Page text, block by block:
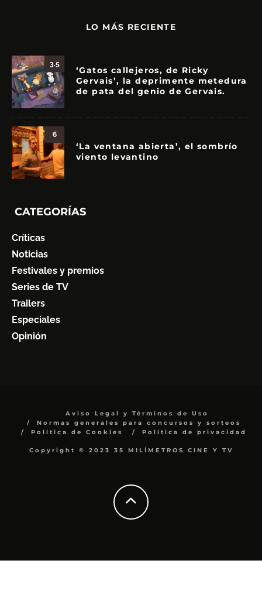
LO MÁS RECIENTE
3.5
‘Gatos callejeros, de Ricky
Gervais’, la deprimente metedura
de pata del genio de Gervais.
6
‘La ventana abierta’, el sombrío
viento levantino
CATEGORÍAS
Críticas
Noticias
Festivales y premios
Series de TV
Trailers
Especiales
Opinión
Aviso Legal y Términos de Uso
Normas generales para concursos y sorteos
Política de Cookies
Política de privacidad
Copyright © 2023 35 MILÍMETROS CINE Y TV